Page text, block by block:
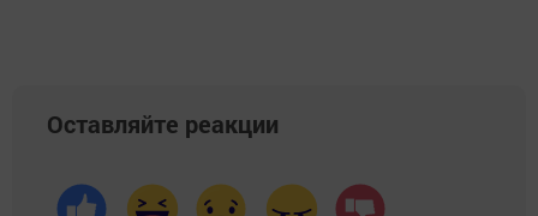
Оставляйте реакции